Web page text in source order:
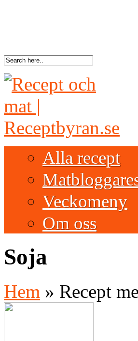
Alla recept
Veckomeny
Om oss
Soja
Hem » Recept